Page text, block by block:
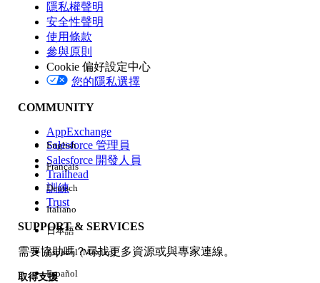
版本
經驗
隱私權聲明
安全性聲明
使用條款
參與原則
Cookie 偏好設定中心
您的隱私選擇
COMMUNITY
AppExchange
Salesforce 管理員
Salesforce 開發人員
Trailhead
訓練
Trust
SUPPORT & SERVICES
需要協助嗎？尋找更多資源或與專家連線。
取得支援
English
Français
Deutsch
Italiano
日本語
Español (México)
Español